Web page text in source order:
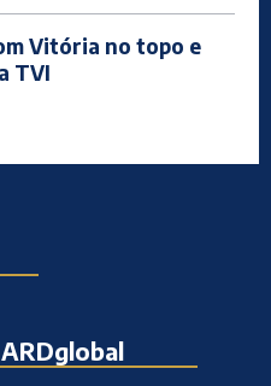
Vitória no topo e
TVI